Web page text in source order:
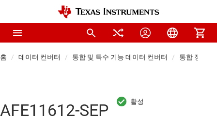
홈 데이터 컨버터 통합 및 특수 기능 데이터 컨버터 통합 정밀
AFE11612-SEP